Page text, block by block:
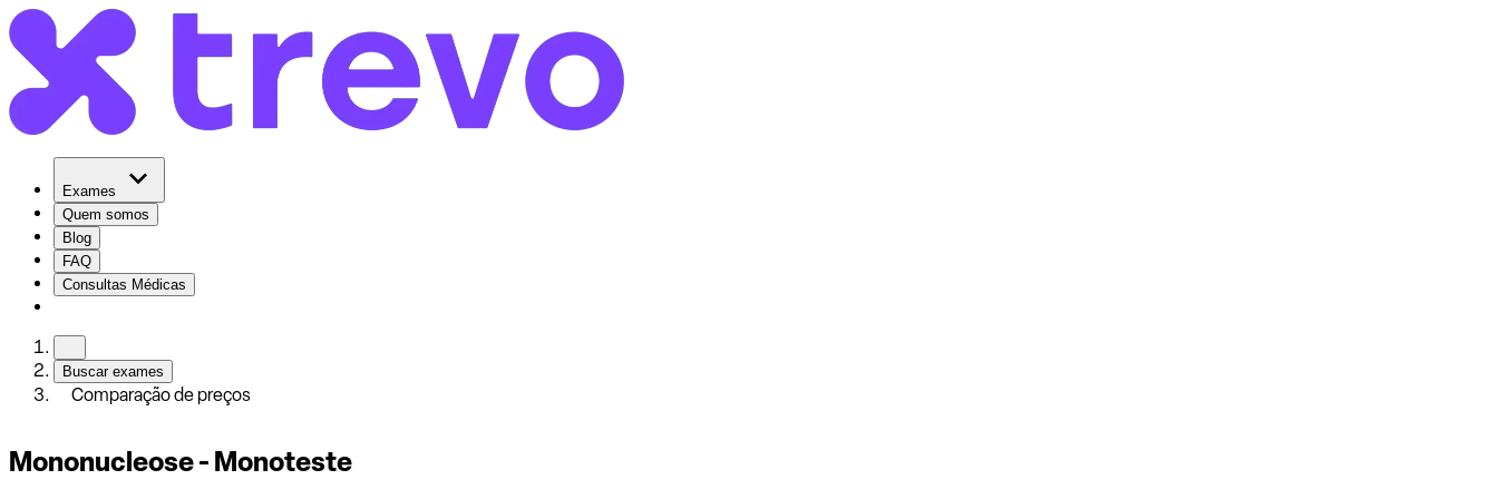
Exames
Quem somos
Blog
FAQ
Consultas Médicas
Buscar exames
Comparação de preços
Mononucleose - Monoteste